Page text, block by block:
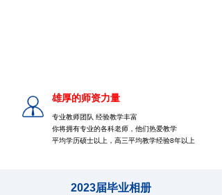
雄厚的师资力量
专业教师团队 经验教学丰富
你将拥有专业的各科老师，他们热爱教学
平均学历硕士以上，高三平均教学经验8年以上
2023届毕业相册